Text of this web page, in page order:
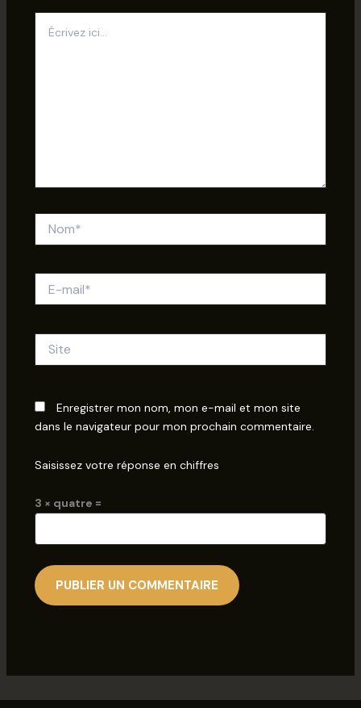
ici…
mail*
Enregistrer mon nom, mon e-mail et mon site
dans le navigateur pour mon prochain commentaire.
Saisissez votre réponse en chiffres
3 × quatre =